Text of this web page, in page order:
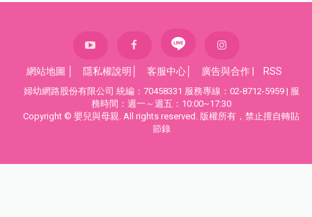
網站地圖 隱私權說明 客服中心 廣告與合作 RSS
婦幼網路股份有限公司 統編：70458331 服務專線：02-8712-5959 | 服
務時間：週一～週五：10:00~17:30
Copyright © 嬰兒與母親. All rights reserved. 版權所有，禁止擅自轉貼
節錄